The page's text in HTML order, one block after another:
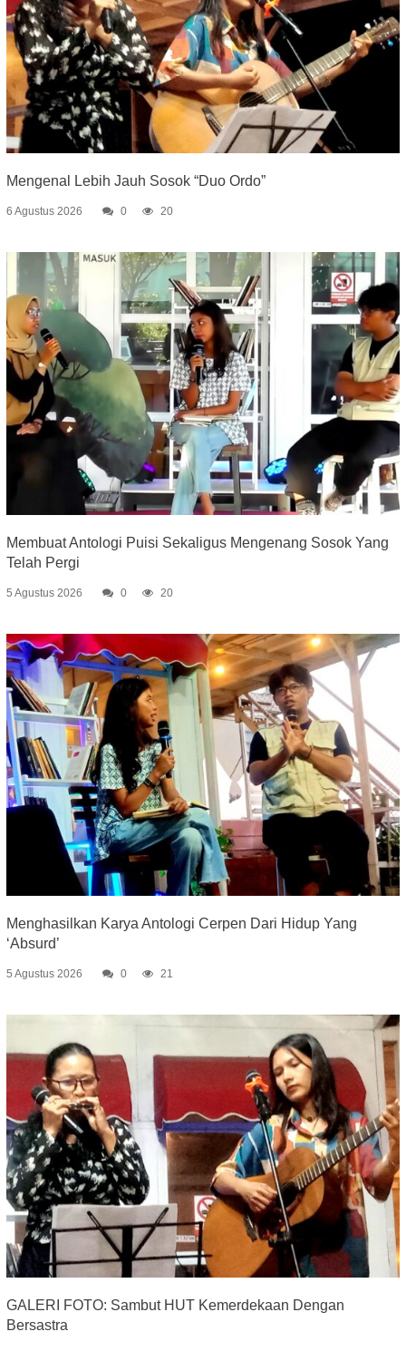
Mengenal Lebih Jauh Sosok “Duo Ordo”
6 Agustus 2026 0 20
Membuat Antologi Puisi Sekaligus Mengenang Sosok Yang
Telah Pergi
5 Agustus 2026 0 20
Menghasilkan Karya Antologi Cerpen Dari Hidup Yang
‘Absurd’
5 Agustus 2026 0 21
GALERI FOTO: Sambut HUT Kemerdekaan Dengan
Bersastra